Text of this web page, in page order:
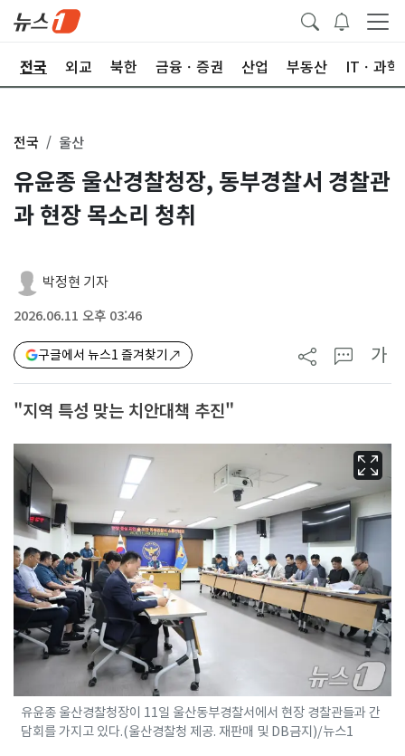
전국 외교 북한 금융ㆍ증권 산업 부동산 ITㆍ과학
전국 울산
유윤종 울산경찰청장, 동부경찰서 경찰관
과 현장 목소리 청취
박정현 기자
2026.06.11 오후 03:46
구글에서 뉴스1 즐겨찾기 가
"지역 특성 맞는 치안대책 추진"
유윤종 울산경찰청장이 11일 울산동부경찰서에서 현장 경찰관들과 간
담회를 가지고 있다.(울산경찰청 제공. 재판매 및 DB금지)/뉴스1